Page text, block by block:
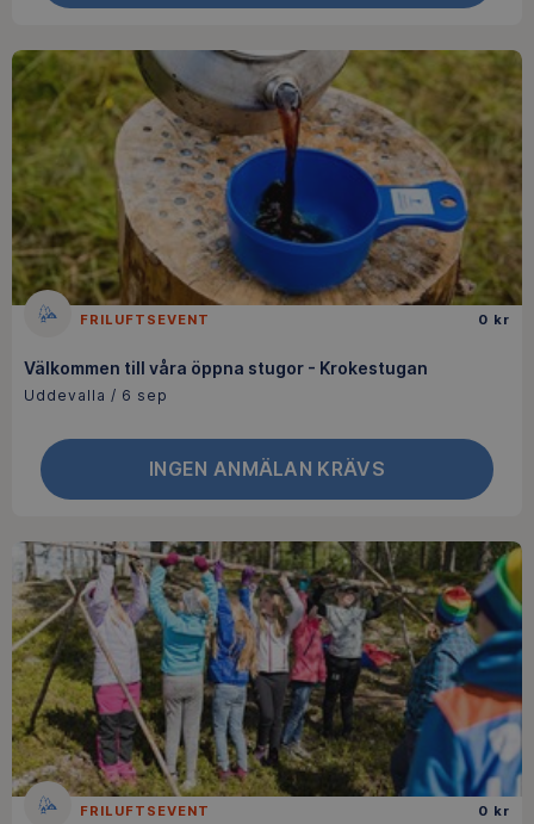
FRILUFTSEVENT 0 kr
Välkommen till våra öppna stugor - Krokestugan
Uddevalla / 6 sep
INGEN ANMÄLAN KRÄVS
FRILUFTSEVENT 0 kr